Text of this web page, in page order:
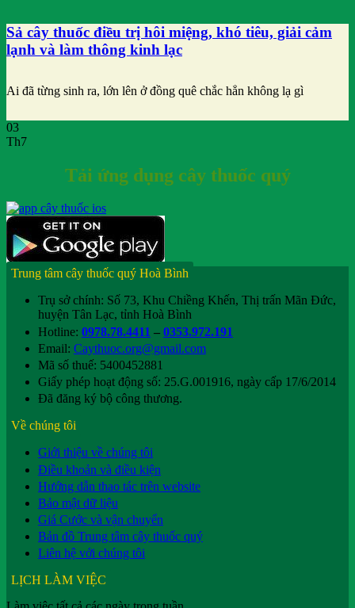
Sả cây thuốc điều trị hôi miệng, khó tiêu, giải cảm
lạnh và làm thông kinh lạc
Ai đã từng sinh ra, lớn lên ở đồng quê chắc hẳn không lạ gì
03
Th7
Tải ứng dụng cây thuốc quý
Trung tâm cây thuốc quý Hoà Bình
Trụ sở chính: Số 73, Khu Chiềng Khến, Thị trấn Mãn Đức,
huyện Tân Lạc, tỉnh Hoà Bình
Hotline: 0978.78.4411 – 0353.972.191
Email: Caythuoc.org@gmail.com
Mã số thuế: 5400452881
Giấy phép hoạt động số: 25.G.001916, ngày cấp 17/6/2014
Đã đăng ký bộ công thương.
Về chúng tôi
Giới thiệu về chúng tôi
Điều khoản và điều kiện
Hướng dẫn thao tác trên website
Bảo mật dữ liệu
Giá Cước và vận chuyển
Bản đồ Trung tâm cây thuốc quý
Liên hệ với chúng tôi
LỊCH LÀM VIỆC